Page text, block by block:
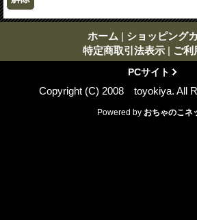
ホーム | ショッピング
特定商取引法表示 | ご利
PCサイト
Copyright (C) 2008 toyokiya. All
Powered by おちゃのこネ